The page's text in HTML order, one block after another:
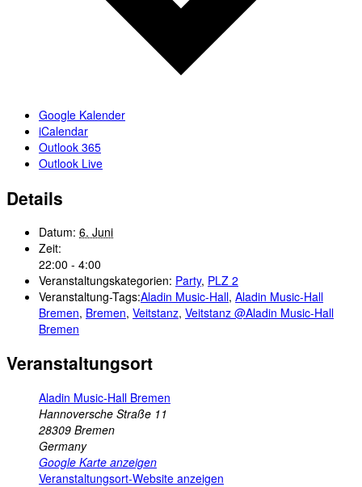
Google Kalender
iCalendar
Outlook 365
Outlook Live
Details
Datum: 6. Juni
Zeit:
22:00 - 4:00
Veranstaltungskategorien: Party, PLZ 2
Veranstaltung-Tags:Aladin Music-Hall, Aladin Music-Hall
Bremen, Bremen, Veitstanz, Veitstanz @Aladin Music-Hall
Bremen
Veranstaltungsort
Aladin Music-Hall Bremen
Hannoversche Straße 11
28309 Bremen
Germany
Google Karte anzeigen
Veranstaltungsort-Website anzeigen